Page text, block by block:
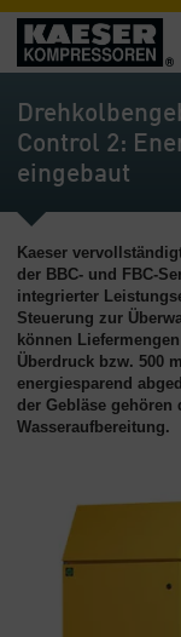
Märkte
-
Übersicht
Produkte
Übersicht
Lösungen
-
Übersicht
Service
-
Übersicht
Übersicht
Control 2:
eingebaut
Kaeser
der BBC- und FBC-
integrierter
Steuerung zur
können
Überdruck bzw. 500
energiesparend
der Gebläse gehören
Wasseraufbereitung.